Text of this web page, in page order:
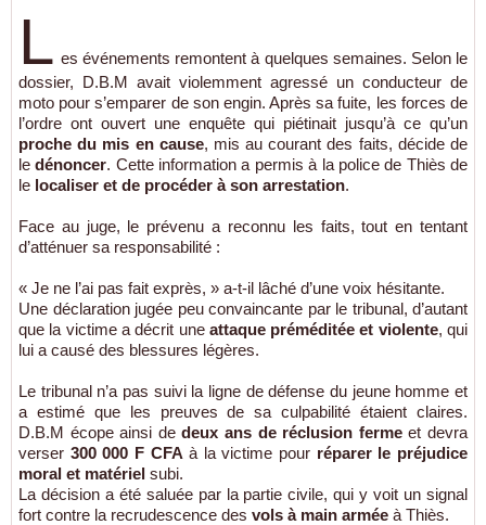
L es événements remontent à quelques semaines. Selon le
dossier, D.B.M avait violemment agressé un conducteur de
moto pour s’emparer de son engin. Après sa fuite, les forces de
l’ordre ont ouvert une enquête qui piétinait jusqu’à ce qu’un
proche du mis en cause, mis au courant des faits, décide de
ledénoncer. Cette information a permis à la police de Thiès de
le localiser et de procéder à son arrestation.
Face au juge, le prévenu a reconnu les faits, tout en tentant
d’atténuer sa responsabilité :
« Je ne l’ai pas fait exprès, » a-t-il lâché d’une voix hésitante.
Une déclaration jugée peu convaincante par le tribunal, d’autant
que la victime a décrit une attaque préméditée et violente, qui
lui a causé des blessures légères.
Le tribunal n’a pas suivi la ligne de défense du jeune homme et
a estimé que les preuves de sa culpabilité étaient claires.
D.B.M écope ainsi dedeux ans de réclusion fermeet devra
verser 300 000 F CFA à la victime pour réparer le préjudice
moral et matériel subi.
La décision a été saluée par la partie civile, qui y voit un signal
fort contre la recrudescence des vols à main armée à Thiès.